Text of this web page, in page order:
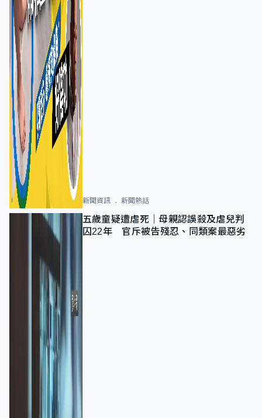
新聞資訊 新聞熱話
五歲童疑遭虐死｜母親認誤殺及虐兒判
囚22年 官斥被告殘忍、同類案最惡劣